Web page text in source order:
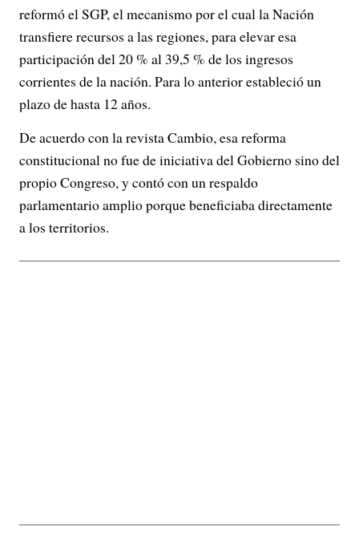
reformó el SGP, el mecanismo por el cual la Nación
transfiere recursos a las regiones, para elevar esa
participación del 20 % al 39,5 % de los ingresos
corrientes de la nación. Para lo anterior estableció un
plazo de hasta 12 años.
De acuerdo con la revista Cambio, esa reforma
constitucional no fue de iniciativa del Gobierno sino del
propio Congreso, y contó con un respaldo
parlamentario amplio porque beneficiaba directamente
a los territorios.